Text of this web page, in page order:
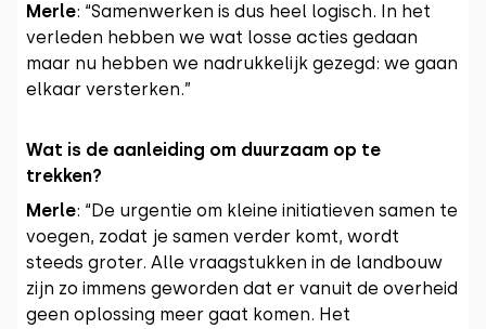
Merle: “Samenwerken is dus heel logisch. In het
verleden hebben we wat losse acties gedaan
maar nu hebben we nadrukkelijk gezegd: we gaan
elkaar versterken.”
Wat is de aanleiding om duurzaam op te
trekken?
Merle: “De urgentie om kleine initiatieven samen te
voegen, zodat je samen verder komt, wordt
steeds groter. Alle vraagstukken in de landbouw
zijn zo immens geworden dat er vanuit de overheid
geen oplossing meer gaat komen. Het